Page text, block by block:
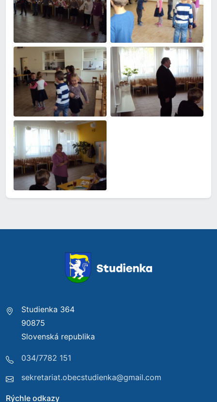
Studienka 364
90875
Slovenská republika
034/7782 151
sekretariat.obecstudienka@gmail.com
Rýchle odkazy